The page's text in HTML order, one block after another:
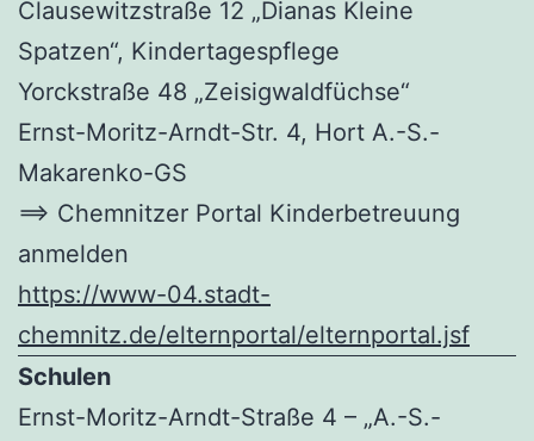
Clausewitzstraße 12 „Dianas Kleine
Spatzen“, Kindertagespflege
Yorckstraße 48 „Zeisigwaldfüchse“
Ernst-Moritz-Arndt-Str. 4, Hort A.-S.-
Makarenko-GS
==> Chemnitzer Portal Kinderbetreuung
anmelden
https://www-04.stadt-
chemnitz.de/elternportal/elternportal.jsf
Schulen
Ernst-Moritz-Arndt-Straße 4 – „A.-S.-